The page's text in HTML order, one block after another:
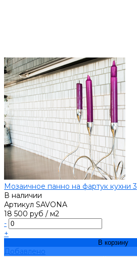
Мозаичное панно на фартук кухни 3
В наличии
Артикул SAVONA
18 500 руб / м2
-
+
В корзину
Добавлено